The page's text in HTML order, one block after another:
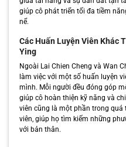
giúp cô phát triển tối đa tiềm
nể.
Các Huấn Luyện Viên Khác
Ying
Ngoài Lai Chien Cheng và Wan
làm việc với một số huấn luyện
mình. Mỗi người đều đóng góp
giúp cô hoàn thiện kỹ năng và
viên cũng là một phần trong
viên, giúp họ tìm kiếm những
với bản thân.